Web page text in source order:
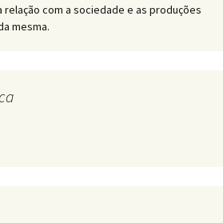
com a sociedade e as produções
mesma.